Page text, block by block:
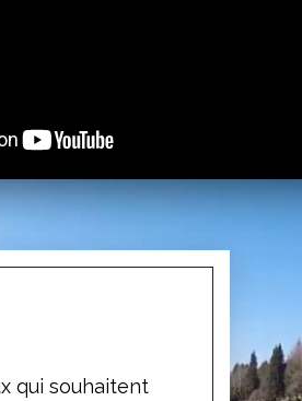
qui souhaitent